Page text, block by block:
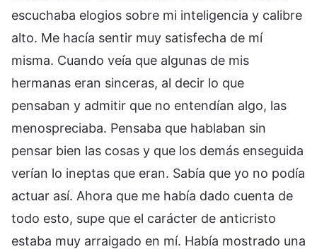
escuchaba elogios sobre mi inteligencia y calibre
alto. Me hacía sentir muy satisfecha de mí
misma. Cuando veía que algunas de mis
hermanas eran sinceras, al decir lo que
pensaban y admitir que no entendían algo, las
menospreciaba. Pensaba que hablaban sin
pensar bien las cosas y que los demás enseguida
verían lo ineptas que eran. Sabía que yo no podía
actuar así. Ahora que me había dado cuenta de
todo esto, supe que el carácter de anticristo
estaba muy arraigado en mí. Había mostrado una